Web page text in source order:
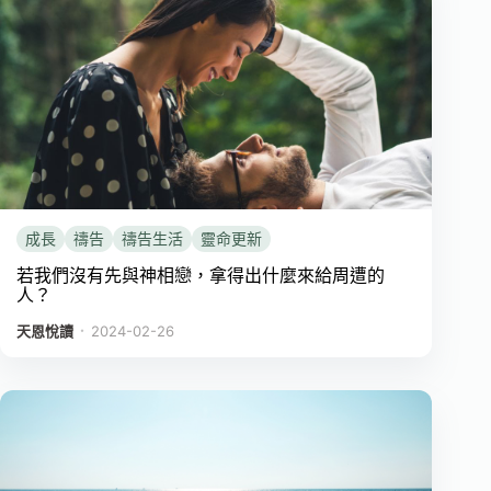
成長 禱告 禱告生活 靈命更新
若我們沒有先與神相戀，拿得出什麼來給周遭的
人？
天恩悅讀 ． 2024-02-26